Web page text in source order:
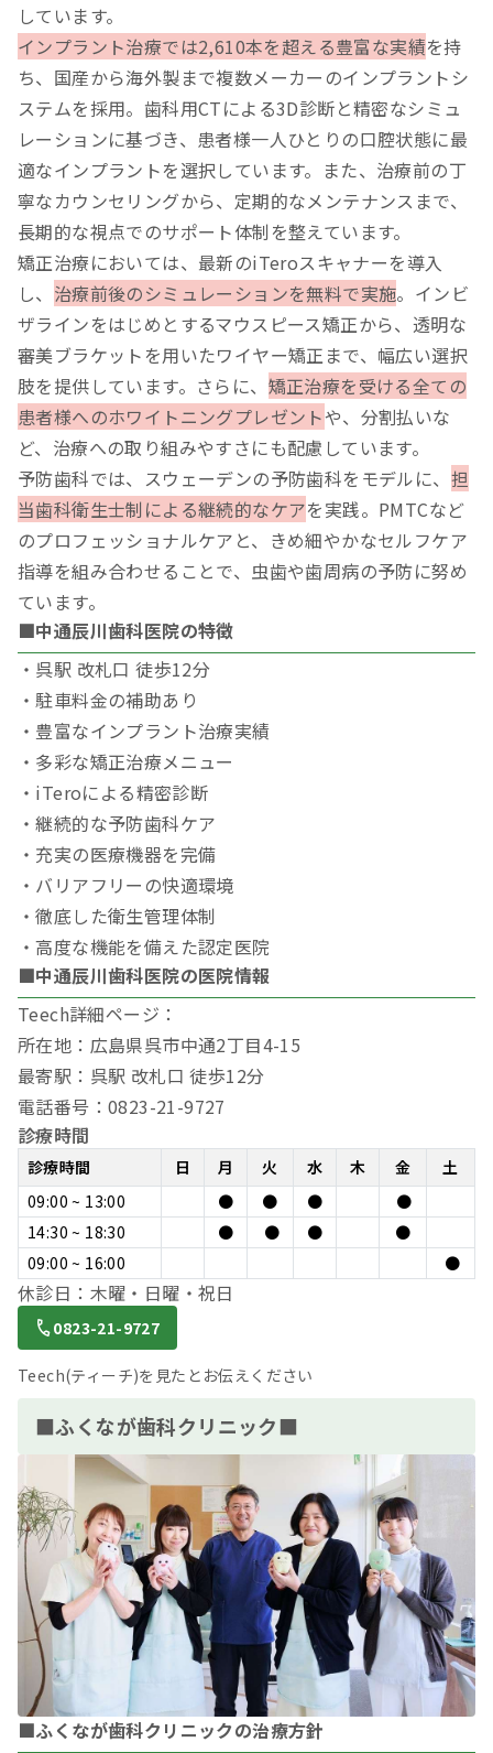
しています。
インプラント治療では2,610本を超える豊富な実績を持
ち、国産から海外製まで複数メーカーのインプラントシ
ステムを採用。歯科用CTによる3D診断と精密なシミュ
レーションに基づき、患者様一人ひとりの口腔状態に最
適なインプラントを選択しています。また、治療前の丁
寧なカウンセリングから、定期的なメンテナンスまで、
長期的な視点でのサポート体制を整えています。
矯正治療においては、最新のiTeroスキャナーを導入
し、 治療前後のシミュレーションを無料で実施。インビ
ザラインをはじめとするマウスピース矯正から、透明な
審美ブラケットを用いたワイヤー矯正まで、幅広い選択
肢を提供しています。さらに、 矯正治療を受ける全ての
患者様へのホワイトニングプレゼントや、分割払いな
ど、治療への取り組みやすさにも配慮しています。
予防歯科では、スウェーデンの予防歯科をモデルに、 担
当歯科衛生士制による継続的なケアを実践。PMTCなど
のプロフェッショナルケアと、きめ細やかなセルフケア
指導を組み合わせることで、虫歯や歯周病の予防に努め
ています。
■中通辰川歯科医院の特徴
・呉駅 改札口 徒歩12分
・駐車料金の補助あり
・豊富なインプラント治療実績
・多彩な矯正治療メニュー
・iTeroによる精密診断
・継続的な予防歯科ケア
・充実の医療機器を完備
・バリアフリーの快適環境
・徹底した衛生管理体制
・高度な機能を備えた認定医院
■中通辰川歯科医院の医院情報
Teech詳細ページ：
所在地：広島県呉市中通2丁目4-15
最寄駅：呉駅 改札口 徒歩12分
電話番号：0823-21-9727
診療時間
診療時間 日 月 火 水 木 金
土
09:00 ~ 13:00
● ● ●
●
14:30 ~ 18:30
● ● ●
●
09:00 ~ 16:00
●
休診日：木曜・日曜・祝日
0823-21-9727
Teech(ティーチ)を見たとお伝えください
■ふくなが歯科クリニック■
■ふくなが歯科クリニックの治療方針